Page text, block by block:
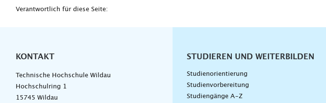
Verantwortlich für diese Seite:
KONTAKT
Technische Hochschule Wildau
Hochschulring 1
15745 Wildau
Unternavigation
STUDIEREN UND WEITERBILDEN
Studienorientierung
Studienvorbereitung
Studiengänge A–Z